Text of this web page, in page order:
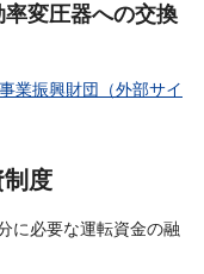
率変圧器への交換
業振興財団（外部サイ
度
に必要な運転資金の融